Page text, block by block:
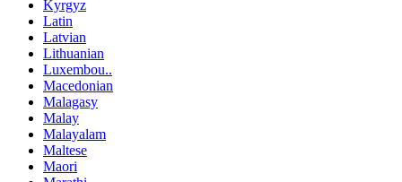
Kyrgyz
Latin
Latvian
Lithuanian
Luxembou..
Macedonian
Malagasy
Malay
Malayalam
Maltese
Maori